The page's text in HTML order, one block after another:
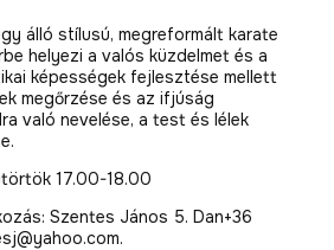
álló stílusú, megreformált karate
helyezi a valós küzdelmet és a
képességek fejlesztése mellett
megőrzése és az ifjúság
való nevelése, a test és lélek
17.00-18.00
Szentes János 5. Dan+36